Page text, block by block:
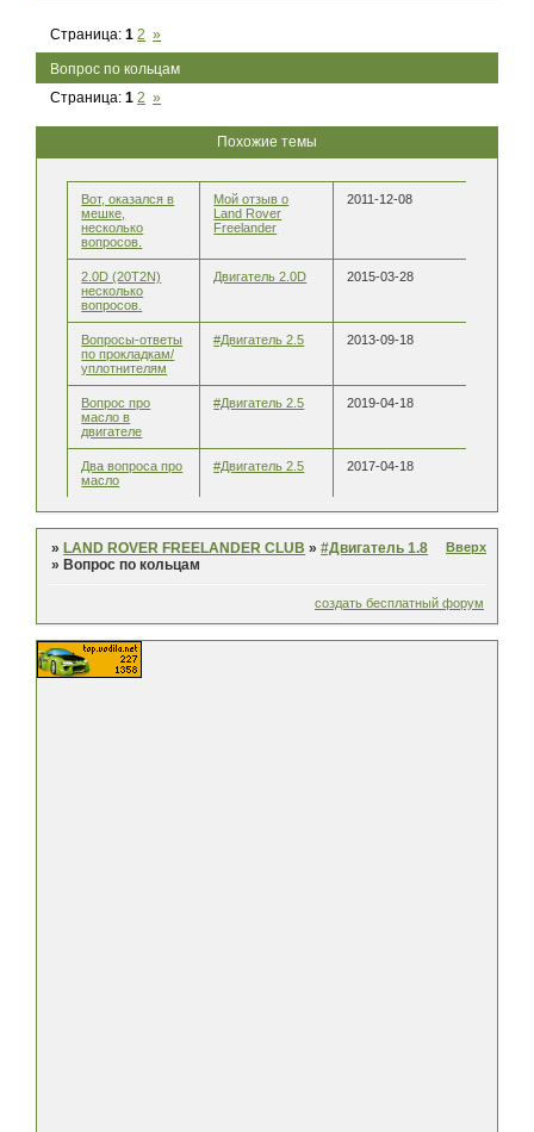
Вопрос по кольцам
Страница:1 2 »
Страница:1 2 »
Похожие темы
Вот, оказался в
мешке,
несколько
вопросов.
Мой отзыв о
Land Rover
Freelander
2011-12-08
2.0D (20T2N)
несколько
вопросов.
Двигатель 2.0D 2015-03-28
Вопросы-ответы
по прокладкам/
уплотнителям
#Двигатель 2.5 2013-09-18
Вопрос про
масло в
двигателе
#Двигатель 2.5 2019-04-18
Два вопроса про
масло
#Двигатель 2.5 2017-04-18
» LAND ROVER FREELANDER CLUB »#Двигатель 1.8
» Вопрос по кольцам
Вверх
создать бесплатный форум